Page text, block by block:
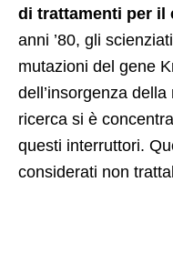
di trattamenti per il
anni ’80, gli
mutazioni del gene
dell’insorgenza
ricerca si è
questi interruttori.
considerati non